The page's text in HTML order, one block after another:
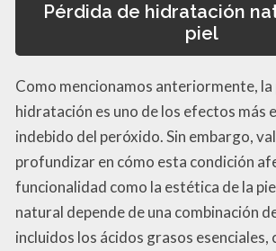
Pérdida de hidratación
piel
Como mencionamos anteriormente,
hidratación es uno de los efectos más
indebido del peróxido. Sin embargo,
profundizar en cómo esta condición
funcionalidad como la estética de la
natural depende de una combinación
incluidos los ácidos grasos esenciales,